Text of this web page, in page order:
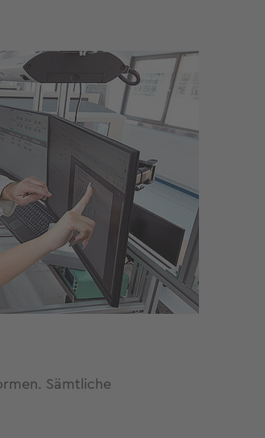
Sämtliche